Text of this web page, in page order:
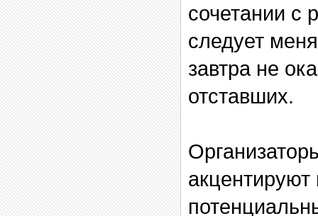
сочетании с
следует
завтра не
отставших.